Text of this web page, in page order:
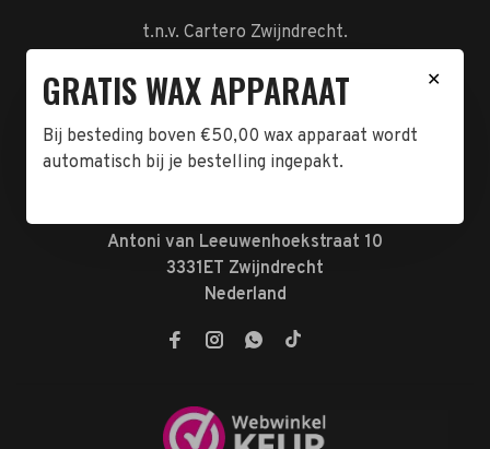
t.n.v. Cartero Zwijndrecht.
BTW-NL858962676B01
KVK-72047070
Telefoon:078-7370074
Antoni van Leeuwenhoekstraat 10
3331ET Zwijndrecht
Nederland
✕
GRATIS WAX APPARAAT
Bij besteding boven €50,00 wax apparaat wordt
automatisch bij je bestelling ingepakt.